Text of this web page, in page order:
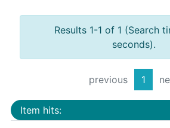
Results 1-1 of 1 (Search
seconds).
previous 1
Item hits: